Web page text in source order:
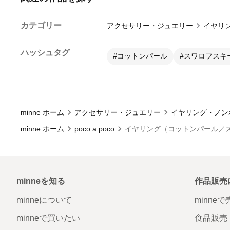
カテゴリー アクセサリー・ジュエリー イヤリ
ハッシュタグ #コットンパール #スワロフスキ
minne ホーム アクセサリー・ジュエリー
イヤリング・ノ
minne ホーム
poco a poco イヤリング（コットンパール／
minneを知る
minneについて
minneで買いたい
作品販売
minneで
食品販売